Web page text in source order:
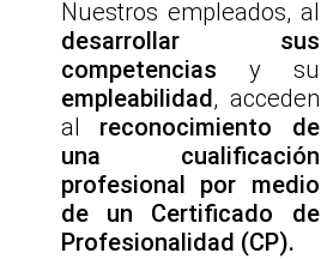
Nuestros empleados, al
desarrollar sus
competencias y su
empleabilidad, acceden
al reconocimiento de
una cualificación
profesional por medio
de un Certificado de
Profesionalidad (CP).